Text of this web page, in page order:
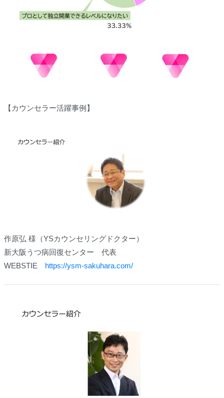
【カウンセラー活躍事例】
作原弘 様（YSカウンセリングドクター）
新大阪うつ病回復センター 代表
WEBSTIE https://ysm-sakuhara.com/